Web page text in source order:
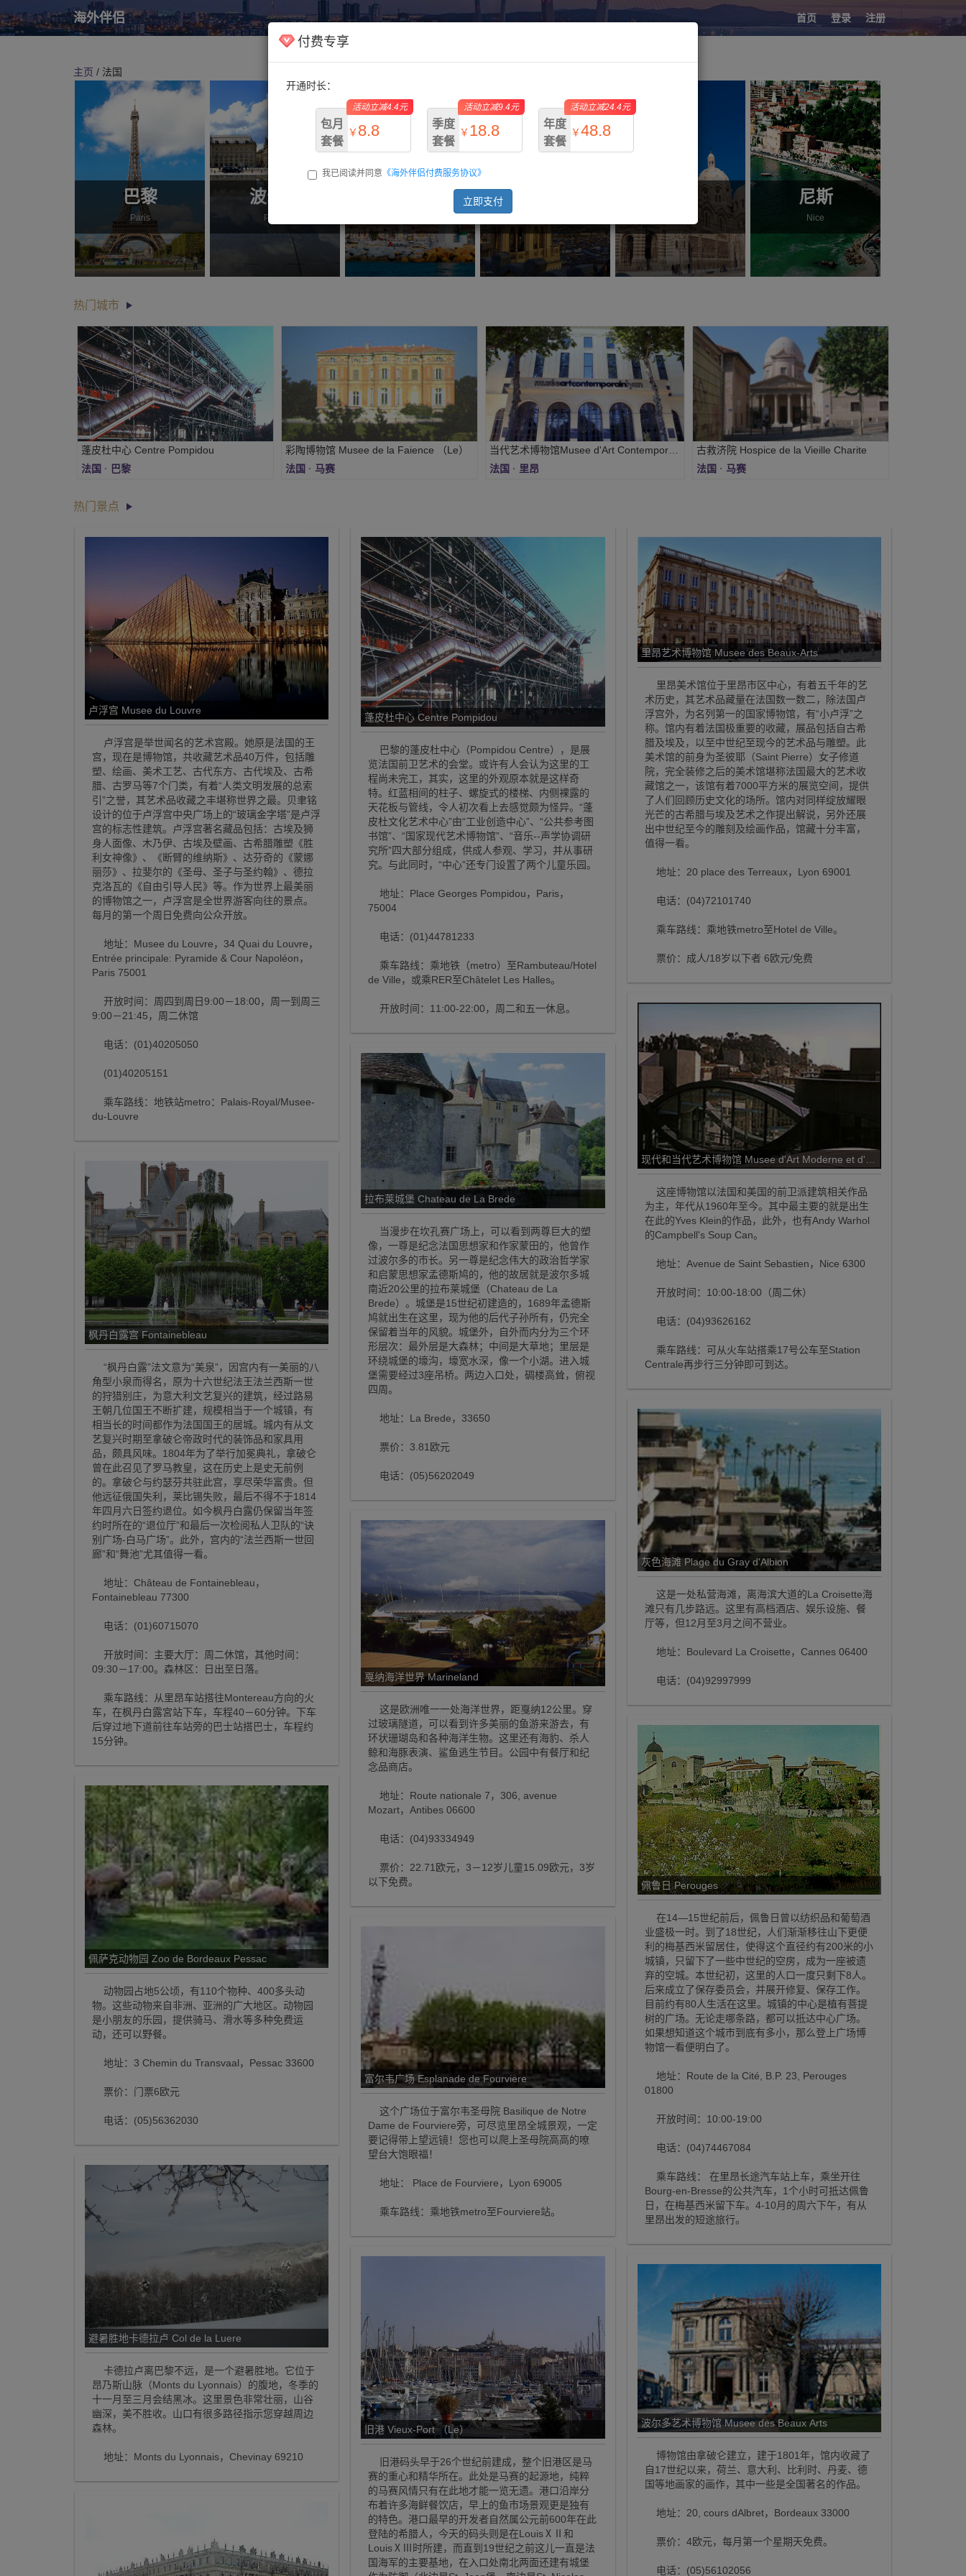
海外伴侣 首页 登录 注册
付费专享
开通时长：
包月
套餐
￥ 8.8
￥13.2
活动立减4.4元
季度
套餐
￥ 18.8
￥28.2
活动立减9.4元
年度
套餐
￥48.8
活动立减24.4元
我已阅读并同意 《海外伴侣付费服务协议》
立即支付
主页 / 法国
巴黎
Paris
波尔多
Podol
尼斯
Nice
热门城市
蓬皮杜中心 Centre Pompidou
法国 · 巴黎
彩陶博物馆 Musee de la Faience （Le）
法国 · 马赛
法国 · 里昂
古救济院 Hospice de la Vieille Charite
法国 · 马赛
热门景点
卢浮宫 Musee du Louvre
卢浮宫是举世闻名的艺术宫殿。她原是法国的王
宫，现在是博物馆，共收藏艺术品40万件，包括雕
塑、绘画、美术工艺、古代东方、古代埃及、古希
腊、古罗马等7个门类，有着“人类文明发展的总索
引”之誉，其艺术品收藏之丰堪称世界之最。贝聿铭
设计的位于卢浮宫中央广场上的“玻璃金字塔”是卢浮
宫的标志性建筑。卢浮宫著名藏品包括：古埃及狮
身人面像、木乃伊、古埃及壁画、古希腊雕塑《胜
利女神像》、《断臂的维纳斯》、达芬奇的《蒙娜
丽莎》、拉斐尔的《圣母、圣子与圣约翰》、德拉
克洛瓦的《自由引导人民》等。作为世界上最美丽
的博物馆之一，卢浮宫是全世界游客向往的景点。
每月的第一个周日免费向公众开放。
地址：Musee du Louvre，34 Quai du Louvre，
Entrée principale: Pyramide & Cour Napoléon，
Paris 75001
开放时间：周四到周日9:00－18:00，周一到周三
9:00－21:45，周二休馆
电话：(01)40205050
(01)40205151
乘车路线：地铁站metro：Palais-Royal/Musee-
du-Louvre
枫丹白露宫 Fontainebleau
“枫丹白露”法文意为“美泉”，因宫内有一美丽的八
角型小泉而得名，原为十六世纪法王法兰西斯一世
的狩猎别庄，为意大利文艺复兴的建筑，经过路易
王朝几位国王不断扩建，规模相当于一个城镇，有
相当长的时间都作为法国国王的居城。城内有从文
艺复兴时期至拿破仑帝政时代的装饰品和家具用
品，颇具风味。1804年为了举行加冕典礼，拿破仑
曾在此召见了罗马教皇，这在历史上是史无前例
的。拿破仑与约瑟芬共驻此宫，享尽荣华富贵。但
他远征俄国失利，莱比锡失败，最后不得不于1814
年四月六日签约退位。如今枫丹白露仍保留当年签
约时所在的“退位厅”和最后一次检阅私人卫队的“诀
别广场-白马广场”。此外，宫内的“法兰西斯一世回
廊”和“舞池”尤其值得一看。
地址：Château de Fontainebleau，
Fontainebleau 77300
电话：(01)60715070
开放时间：主要大厅：周二休馆，其他时间：
09:30－17:00。森林区：日出至日落。
乘车路线：从里昂车站搭往Montereau方向的火
车，在枫丹白露宮站下车，车程40－60分钟。下车
后穿过地下道前往车站旁的巴士站搭巴士，车程约
15分钟。
佩萨克动物园 Zoo de Bordeaux Pessac
动物园占地5公顷，有110个物种、400多头动
物。这些动物来自非洲、亚洲的广大地区。动物园
是小朋友的乐园，提供骑马、滑水等多种免费运
动，还可以野餐。
地址：3 Chemin du Transvaal，Pessac 33600
票价：门票6欧元
电话：(05)56362030
避暑胜地卡德拉卢 Col de la Luere
卡德拉卢离巴黎不远，是一个避暑胜地。它位于
昂乃斯山脉（Monts du Lyonnais）的腹地，冬季的
十一月至三月会结黑冰。这里景色非常壮丽，山谷
幽深，美不胜收。山口有很多路径指示您穿越周边
森林。
地址：Monts du Lyonnais，Chevinay 69210
蓬皮杜中心 Centre Pompidou
巴黎的蓬皮杜中心（Pompidou Centre），是展
览法国前卫艺术的会堂。或许有人会认为这里的工
程尚未完工，其实，这里的外观原本就是这样奇
特。红蓝相间的柱子、螺旋式的楼梯、内侧裸露的
天花板与管线，令人初次看上去感觉颇为怪异。“蓬
皮杜文化艺术中心”由“工业创造中心”、“公共参考图
书馆”、“国家现代艺术博物馆”、“音乐--声学协调研
究所”四大部分组成，供成人参观、学习，并从事研
究。与此同时，“中心”还专门设置了两个儿童乐园。
地址：Place Georges Pompidou，Paris，
75004
电话：(01)44781233
乘车路线：乘地铁（metro）至Rambuteau/Hotel
de Ville，或乘RER至Châtelet Les Halles。
开放时间：11:00-22:00，周二和五一休息。
拉布莱城堡 Chateau de La Brede
当漫步在坎孔赛广场上，可以看到两尊巨大的塑
像，一尊是纪念法国思想家和作家蒙田的，他曾作
过波尔多的市长。另一尊是纪念伟大的政治哲学家
和启蒙思想家孟德斯鸠的，他的故居就是波尔多城
南近20公里的拉布莱城堡（Chateau de La
Brede）。城堡是15世纪初建造的，1689年孟德斯
鸠就出生在这里，现为他的后代子孙所有，仍完全
保留着当年的风貌。城堡外，自外而内分为三个环
形层次：最外层是大森林；中间是大草地；里层是
环绕城堡的壕沟，壕宽水深，像一个小湖。进入城
堡需要经过3座吊桥。两边入口处，碉楼高耸，俯视
四周。
地址：La Brede，33650
票价：3.81欧元
电话：(05)56202049
戛纳海洋世界 Marineland
这是欧洲唯一一处海洋世界，距戛纳12公里。穿
过玻璃隧道，可以看到许多美丽的鱼游来游去，有
环状珊瑚岛和各种海洋生物。这里还有海豹、杀人
鲸和海豚表演、鲨鱼逃生节目。公园中有餐厅和纪
念品商店。
地址：Route nationale 7，306, avenue
Mozart，Antibes 06600
电话：(04)93334949
票价：22.71欧元，3－12岁儿童15.09欧元，3岁
以下免费。
富尔韦广场 Esplanade de Fourviere
这个广场位于富尔韦圣母院 Basilique de Notre
Dame de Fourviere旁，可尽览里昂全城景观，一定
要记得带上望远镜！您也可以爬上圣母院高高的嘹
望台大饱眼福！
地址： Place de Fourviere，Lyon 69005
乘车路线：乘地铁metro至Fourviere站。
旧港 Vieux-Port （Le）
旧港码头早于26个世纪前建成，整个旧港区是马
赛的重心和精华所在。此处是马赛的起源地，纯粹
的马赛风情只有在此地才能一览无遗。港口沿岸分
布着许多海鲜餐饮店，早上的鱼市场景观更是独有
的特色。港口最早的开发者自然属公元前600年在此
登陆的希腊人，今天的码头则是在LouisⅩⅡ和
LouisⅩⅢ时所建，而直到19世纪之前这儿一直是法
国海军的主要基地，在入口处南北两面还建有城堡
里昂艺术博物馆 Musee des Beaux-Arts
里昂美术馆位于里昂市区中心，有着五千年的艺
术历史，其艺术品藏量在法国数一数二，除法国卢
浮宫外，为名列第一的国家博物馆，有“小卢浮”之
称。馆内有着法国极重要的收藏，展品包括自古希
腊及埃及，以至中世纪至现今的艺术品与雕塑。此
美术馆的前身为圣彼耶（Saint Pierre）女子修道
院，完全装修之后的美术馆堪称法国最大的艺术收
藏馆之一，该馆有着7000平方米的展览空间，提供
了人们回顾历史文化的场所。馆内对同样绽放耀眼
光芒的古希腊与埃及艺术之作提出解说，另外还展
出中世纪至今的雕刻及绘画作品，馆藏十分丰富，
值得一看。
地址：20 place des Terreaux，Lyon 69001
电话：(04)72101740
乘车路线：乘地铁metro至Hotel de Ville。
票价：成人/18岁以下者 6欧元/免费
现代和当代艺术博物馆 Musee d'Art Moderne et d'Art Contemporain（
这座博物馆以法国和美国的前卫派建筑相关作品
为主，年代从1960年至今。其中最主要的就是出生
在此的Yves Klein的作品，此外，也有Andy Warhol
的Campbell's Soup Can。
地址：Avenue de Saint Sebastien，Nice 6300
开放时间：10:00-18:00（周二休）
电话：(04)93626162
乘车路线：可从火车站搭乘17号公车至Station
Centrale再步行三分钟即可到达。
灰色海滩 Plage du Gray d'Albion
这是一处私营海滩，离海滨大道的La Croisette海
滩只有几步路远。这里有高档酒店、娱乐设施、餐
厅等，但12月至3月之间不营业。
地址：Boulevard La Croisette，Cannes 06400
电话：(04)92997999
佩鲁日 Perouges
在14—15世纪前后，佩鲁日曾以纺织品和葡萄酒
业盛极一时。到了18世纪，人们渐渐移往山下更便
利的梅基西米留居住，使得这个直径约有200米的小
城镇，只留下了一些中世纪的空房，成为一座被遗
弃的空城。本世纪初，这里的人口一度只剩下8人。
后来成立了保存委员会，并展开修复、保存工作。
目前约有80人生活在这里。城镇的中心是植有菩提
树的广场。无论走哪条路，都可以抵达中心广场。
如果想知道这个城市到底有多小，那么登上广场博
物馆一看便明白了。
地址：Route de la Cité, B.P. 23, Perouges
01800
开放时间：10:00-19:00
电话：(04)74467084
乘车路线： 在里昂长途汽车站上车，乘坐开往
Bourg-en-Bresse的公共汽车，1个小时可抵达佩鲁
日，在梅基西米留下车。4-10月的周六下午，有从
里昂出发的短途旅行。
波尔多艺术博物馆 Musee des Beaux Arts
博物馆由拿破仑建立，建于1801年，馆内收藏了
自17世纪以来，荷兰、意大利、比利时、丹麦、德
国等地画家的画作，其中一些是全国著名的作品。
地址：20, cours dAlbret，Bordeaux 33000
票价：4欧元，每月第一个星期天免费。
电话：(05)56102056